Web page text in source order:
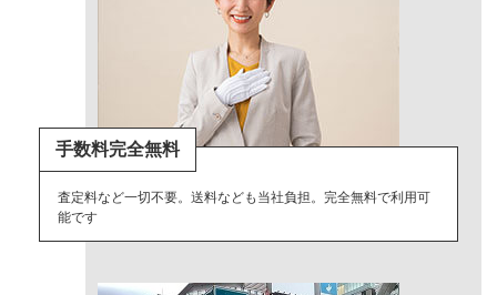
手数料完全無料
査定料など一切不要。送料なども当社負担。完全無料で利用可
能です